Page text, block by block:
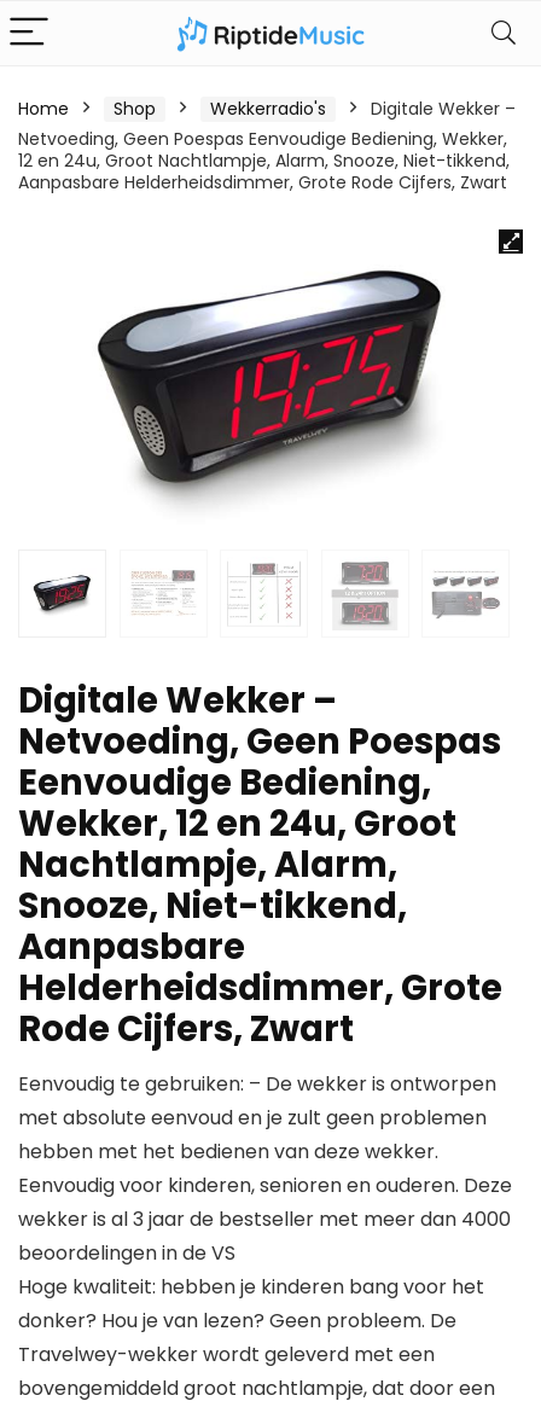
Home Shop Wekkerradio's
Digitale Wekker –
Netvoeding, Geen Poespas Eenvoudige Bediening, Wekker,
12 en 24u, Groot Nachtlampje, Alarm, Snooze, Niet-tikkend,
Aanpasbare Helderheidsdimmer, Grote Rode Cijfers, Zwart
Digitale Wekker –
Netvoeding, Geen Poespas
Eenvoudige Bediening,
Wekker, 12 en 24u, Groot
Nachtlampje, Alarm,
Snooze, Niet-tikkend,
Aanpasbare
Helderheidsdimmer, Grote
Rode Cijfers, Zwart
Eenvoudig te gebruiken: – De wekker is ontworpen
met absolute eenvoud en je zult geen problemen
hebben met het bedienen van deze wekker.
Eenvoudig voor kinderen, senioren en ouderen. Deze
wekker is al 3 jaar de bestseller met meer dan 4000
beoordelingen in de VS
Hoge kwaliteit: hebben je kinderen bang voor het
donker? Hou je van lezen? Geen probleem. De
Travelwey-wekker wordt geleverd met een
bovengemiddeld groot nachtlampje, dat door een